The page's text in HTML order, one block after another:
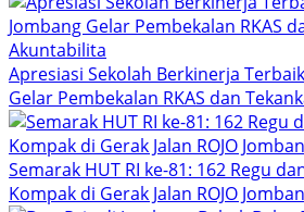
Apresiasi Sekolah Berkinerja
Gelar Pembekalan RKAS dan
Semarak HUT RI ke-81: 162 Regu
Kompak di Gerak Jalan ROJO